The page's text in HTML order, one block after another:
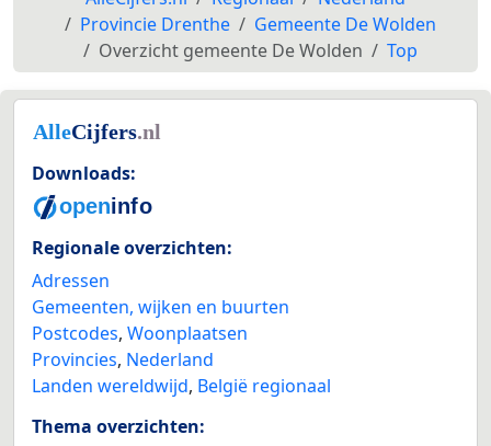
Provincie Drenthe
Gemeente De Wolden
Overzicht gemeente De Wolden
Top
Downloads:
Regionale overzichten:
Adressen
Gemeenten, wijken en buurten
Postcodes, Woonplaatsen
Provincies, Nederland
Landen wereldwijd, België regionaal
Thema overzichten: